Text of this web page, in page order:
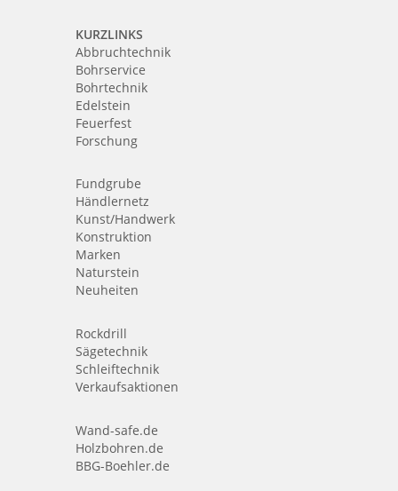
KURZLINKS
Abbruchtechnik
Bohrservice
Bohrtechnik
Edelstein
Feuerfest
Forschung
Fundgrube
Händlernetz
Kunst/Handwerk
Konstruktion
Marken
Naturstein
Neuheiten
Rockdrill
Sägetechnik
Schleiftechnik
Verkaufsaktionen
Wand-safe.de
Holzbohren.de
BBG-Boehler.de